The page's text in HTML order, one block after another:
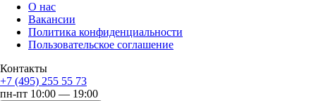
О нас
Вакансии
Политика конфиденциальности
Пользовательское соглашение
Контакты
+7 (495) 255 55 73
пн-пт 10:00 — 19:00